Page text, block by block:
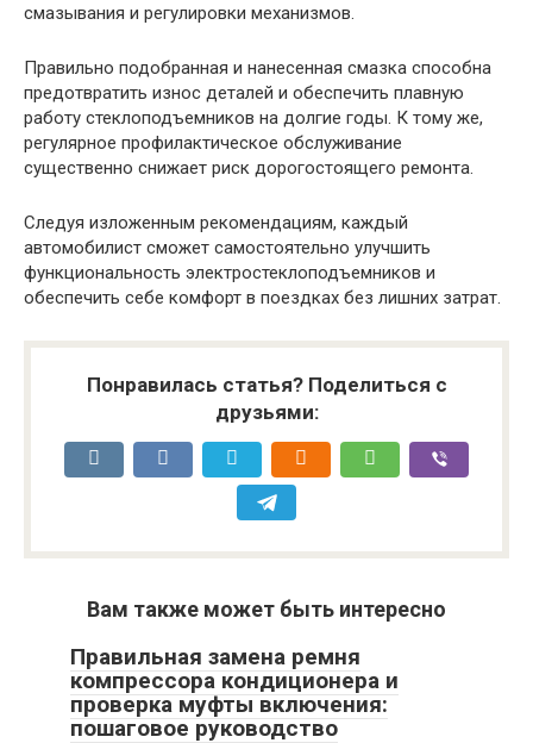
смазывания и регулировки механизмов.
Правильно подобранная и нанесенная смазка способна
предотвратить износ деталей и обеспечить плавную
работу стеклоподъемников на долгие годы. К тому же,
регулярное профилактическое обслуживание
существенно снижает риск дорогостоящего ремонта.
Следуя изложенным рекомендациям, каждый
автомобилист сможет самостоятельно улучшить
функциональность электростеклоподъемников и
обеспечить себе комфорт в поездках без лишних затрат.
Понравилась статья? Поделиться с
друзьями:
Вам также может быть интересно
Правильная замена ремня
компрессора кондиционера и
проверка муфты включения:
пошаговое руководство